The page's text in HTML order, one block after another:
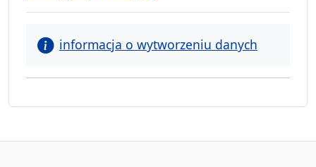
informacja o wytworzeniu danych